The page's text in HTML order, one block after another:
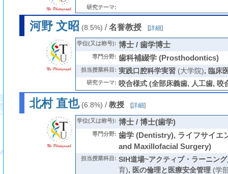
研究テーマ:
河野 文昭 (8.5%) /名誉教授 [詳細]
学位(又は称号): 博士 / 歯学博士
専門分野: 歯科補綴学 (Prosthodontics)
担当授業科目: 実践口腔科学実習(大学院), 臨床
研究テーマ: 咬合様式 (全部床義歯, 人工歯,
北村 直也(6.8%) / 教授 [詳細]
学位(又は称号): 博士 / 博士(歯学)
専門分野: 歯学 (Dentistry), ライフサイエ
and Maxillofacial Surgery)
担当授業科目: SIH道場~アクティブ・ラーニン
育), 医の倫理と医療安全管理(学